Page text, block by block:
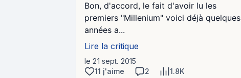
Bon, d'accord, le fait d'avoir lu les
premiers "Millenium" voici déjà quelques
années a...
Lire la critique
le 21 sept. 2015
11 j'aime
2 1.8K